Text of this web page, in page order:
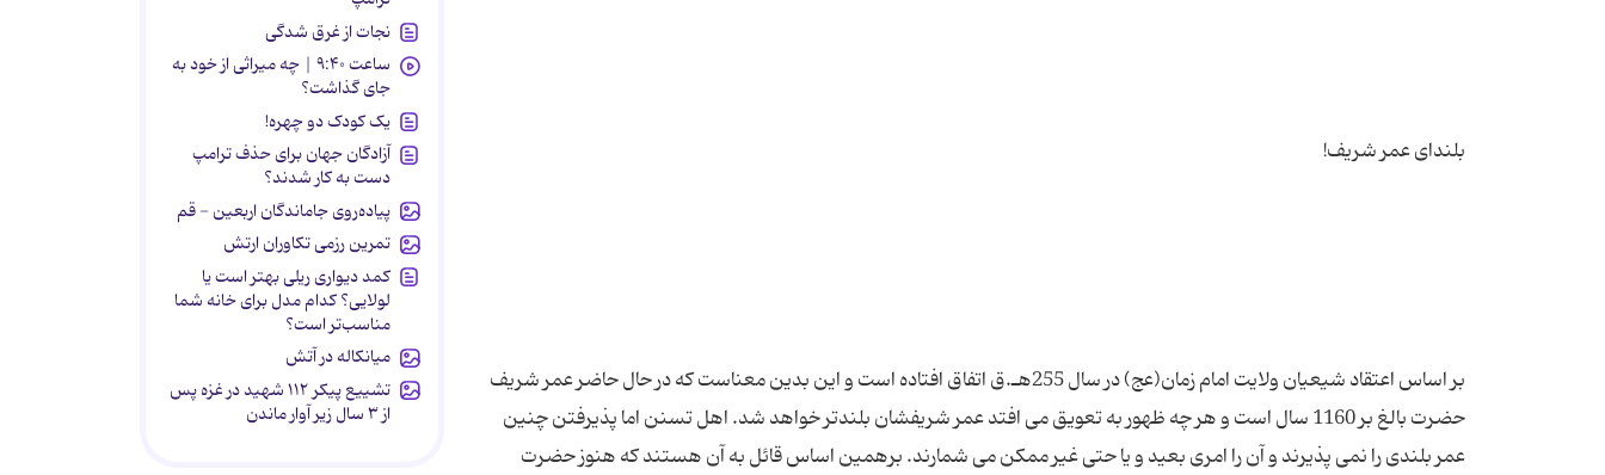
بر اساس اعتقاد شیعیان ولایت امام زمان(عج) در سال 255هـ.ق اتفاق افتاده است و این بدین معناست که در حال حاضر عمر شریف
حضرت بالغ بر 1160 سال است و هر چه ظهور به تعویق می افتد عمر شریفشان بلندتر خواهد شد. اهل تسنن اما پذیرفتن چنین
عمر بلندی را نمی پذیرند و آن را امری بعید و یا حتی غیر ممکن می شمارند. برهمین اساس قائل به آن هستند که هنوز حضرت
نجات از غرق شدگی
ساعت ۹:۴۰ | چه میراثی از خود به
جای گذاشت؟
یک کودک دو چهره!
آزادگان جهان برای حذف ترامپ
دست به کار شدند؟
پیاده‌روی جاماندگان اربعین - قم
تمرین رزمی تکاوران ارتش
کمد دیواری ریلی بهتر است یا
لولایی؟ کدام مدل برای خانه شما
مناسب‌تر است؟
میانکاله در آتش
تشییع پیکر ۱۱۲ شهید در غزه پس
از ۳ سال زیر آوار ماندن